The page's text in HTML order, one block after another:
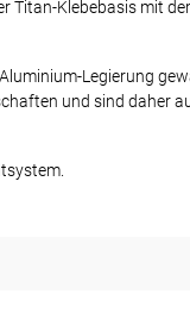
Klebebasis mit
Legierung
und sind daher